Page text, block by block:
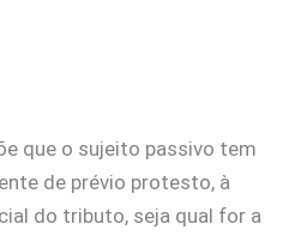
que o sujeito passivo tem
de prévio protesto, à
do tributo, seja qual for a